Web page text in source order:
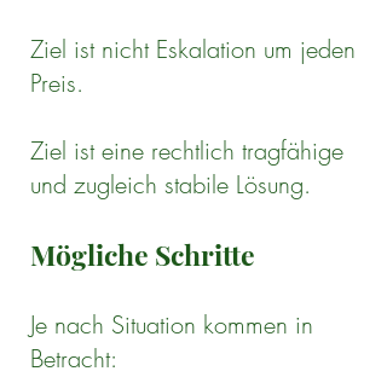
Ziel ist nicht Eskalation um jeden
Preis.
Ziel ist eine rechtlich tragfähige
und zugleich stabile Lösung.
Mögliche Schritte
Je nach Situation kommen in
Betracht: